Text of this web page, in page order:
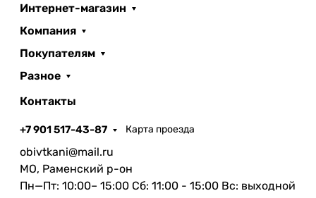
Интернет-магазин
Компания
Покупателям
Разное
Контакты
+7 901 517-43-87 Карта проезда
obivtkani@mail.ru
МО, Раменский р-он
Пн—Пт: 10:00– 15:00 Сб: 11:00 - 15:00 Вс: выходной